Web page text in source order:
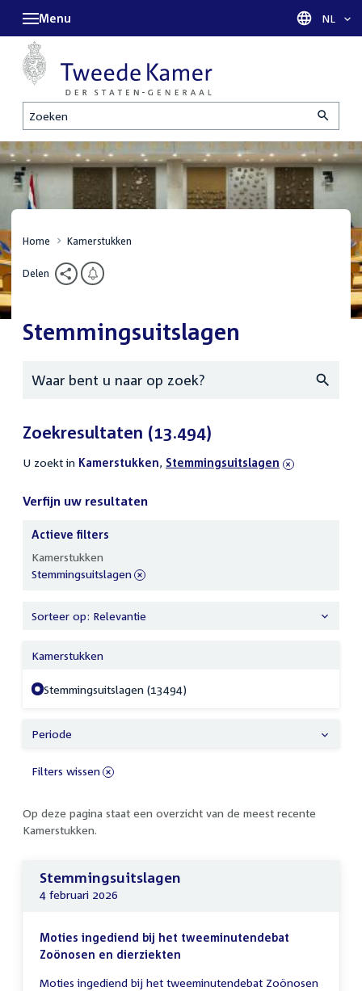
Zoeken
Menu Taal
NL
Home Kamerstukken
Delen
Stemmingsuitslagen
Zoeken
Zoekresultaten (13.494)
U zoekt in actieve
Kamerstukken, verwijder
Stemmingsuitslagen
Verfijn uw resultaten
Op deze pagina staat een overzicht van de meest recente
Kamerstukken.
Stemmingsuitslagen
4 februari 2026
Moties ingediend bij het tweeminutendebat
Zoönosen en dierziekten
Moties ingediend bij het tweeminutendebat Zoönosen
uw
resultaten
Actieve filters
Kamerstukken
verwijder
Stemmingsuitslagen
Sorteer op: Relevantie
Kamerstukken
Stemmingsuitslagen (13494)
Periode
Filters wissen